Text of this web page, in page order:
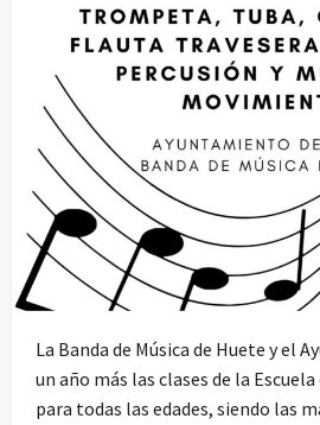
La Banda de Música de Huete y el
un año más las clases de la
para todas las edades, siendo las